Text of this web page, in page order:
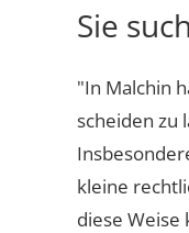
Sie
"In Malchin
scheiden zu
kleine
diese Weise